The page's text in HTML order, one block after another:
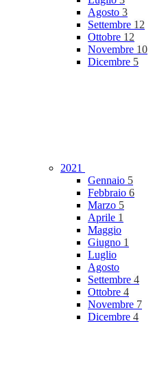
Agosto 3
Settembre 12
Ottobre 12
Novembre 10
Dicembre 5
2021
Gennaio 5
Febbraio 6
Marzo 5
Aprile 1
Maggio
Giugno 1
Luglio
Agosto
Settembre 4
Ottobre 4
Novembre 7
Dicembre 4